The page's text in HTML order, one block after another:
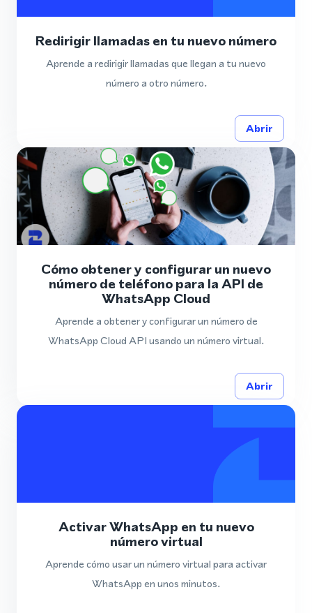
Redirigir llamadas en tu nuevo número
Aprende a redirigir llamadas que llegan a tu nuevo
número a otro número.
Abrir
Cómo obtener y configurar un nuevo
número de teléfono para la API de
WhatsApp Cloud
Aprende a obtener y configurar un número de
WhatsApp Cloud API usando un número virtual.
Abrir
Activar WhatsApp en tu nuevo
número virtual
Aprende cómo usar un número virtual para activar
WhatsApp en unos minutos.